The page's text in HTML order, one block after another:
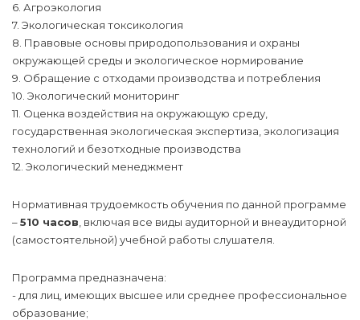
6. Агроэкология
7. Экологическая токсикология
8. Правовые основы природопользования и охраны
окружающей среды и экологическое нормирование
9. Обращение с отходами производства и потребления
10. Экологический мониторинг
11. Оценка воздействия на окружающую среду,
государственная экологическая экспертиза, экологизация
технологий и безотходные производства
12. Экологический менеджмент
Нормативная трудоемкость обучения по данной программе
–510 часов , включая все виды аудиторной и внеаудиторной
(самостоятельной) учебной работы слушателя.
Программа предназначена:
- для лиц, имеющих высшее или среднее профессиональное
образование;